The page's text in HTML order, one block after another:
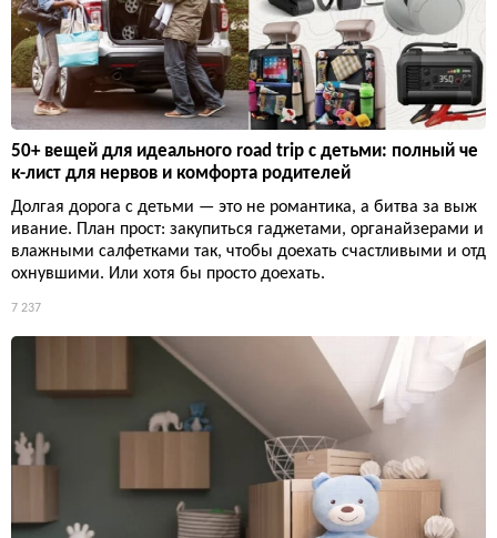
50+ вещей для идеального road trip с детьми: полный че
к-лист для нервов и комфорта родителей
Долгая дорога с детьми — это не романтика, а битва за выж
ивание. План прост: закупиться гаджетами, органайзерами и
влажными салфетками так, чтобы доехать счастливыми и отд
охнувшими. Или хотя бы просто доехать.
7 237